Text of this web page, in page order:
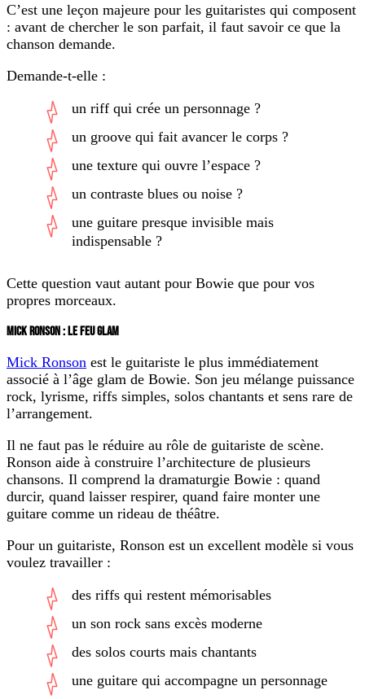
C’est une leçon majeure pour les guitaristes qui composent
: avant de chercher le son parfait, il faut savoir ce que la
chanson demande.
Demande-t-elle :
un riff qui crée un personnage ?
un groove qui fait avancer le corps ?
une texture qui ouvre l’espace ?
un contraste blues ou noise ?
une guitare presque invisible mais
indispensable ?
Cette question vaut autant pour Bowie que pour vos
propres morceaux.
MICK RONSON : LE FEU GLAM
Mick Ronson est le guitariste le plus immédiatement
associé à l’âge glam de Bowie. Son jeu mélange puissance
rock, lyrisme, riffs simples, solos chantants et sens rare de
l’arrangement.
Il ne faut pas le réduire au rôle de guitariste de scène.
Ronson aide à construire l’architecture de plusieurs
chansons. Il comprend la dramaturgie Bowie : quand
durcir, quand laisser respirer, quand faire monter une
guitare comme un rideau de théâtre.
Pour un guitariste, Ronson est un excellent modèle si vous
voulez travailler :
des riffs qui restent mémorisables
un son rock sans excès moderne
des solos courts mais chantants
une guitare qui accompagne un personnage